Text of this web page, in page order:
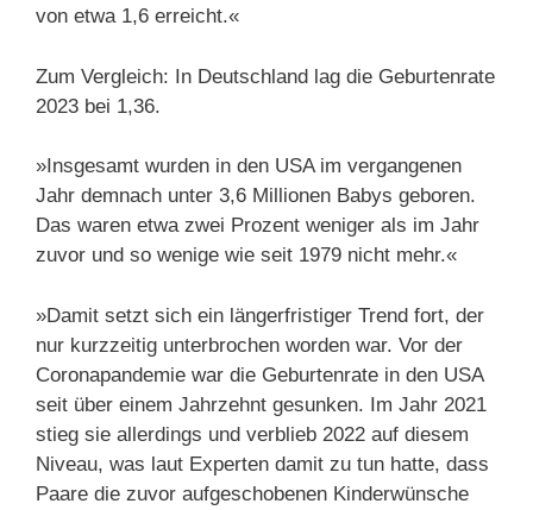
von etwa 1,6 erreicht.«
Zum Vergleich: In Deutschland lag die Geburtenrate
2023 bei 1,36.
»Insgesamt wurden in den USA im vergangenen
Jahr demnach unter 3,6 Millionen Babys geboren.
Das waren etwa zwei Prozent weniger als im Jahr
zuvor und so wenige wie seit 1979 nicht mehr.«
»Damit setzt sich ein längerfristiger Trend fort, der
nur kurzzeitig unterbrochen worden war. Vor der
Coronapandemie war die Geburtenrate in den USA
seit über einem Jahrzehnt gesunken. Im Jahr 2021
stieg sie allerdings und verblieb 2022 auf diesem
Niveau, was laut Experten damit zu tun hatte, dass
Paare die zuvor aufgeschobenen Kinderwünsche